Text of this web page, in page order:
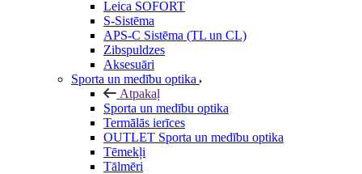
Leica SOFORT
S-Sistēma
APS-C Sistēma (TL un CL)
Zibspuldzes
Aksesuāri
Sporta un medību optika
Atpakaļ
Sporta un medību optika
Termālās ierīces
OUTLET Sporta un medību optika
Tēmekļi
Tālmēri